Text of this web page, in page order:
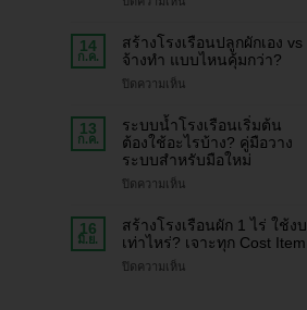
14
ก.ค.
สร้างโรงเรือนปลูกผักเอง vs
จ้างทำ แบบไหนคุ้มกว่า?
ปิดความเห็น
13
ก.ค.
ระบบน้ำโรงเรือนเริ่มต้น
ต้องใช้อะไรบ้าง? คู่มือวาง
ระบบสำหรับมือใหม่
ปิดความเห็น
16
มิ.ย.
สร้างโรงเรือนผัก 1 ไร่ ใช้งบ
เท่าไหร่? เจาะทุก Cost Item
ปิดความเห็น